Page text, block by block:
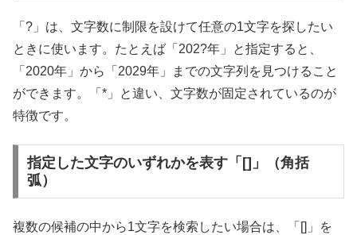
「?」は、文字数に制限を設けて任意の1文字を探したい
ときに使います。たとえば「202?年」と指定すると、
「2020年」から「2029年」までの文字列を見つけること
ができます。「*」と違い、文字数が固定されているのが
特徴です。
指定した文字のいずれかを表す「[]」（角括
弧）
複数の候補の中から1文字を検索したい場合は、「[]」を